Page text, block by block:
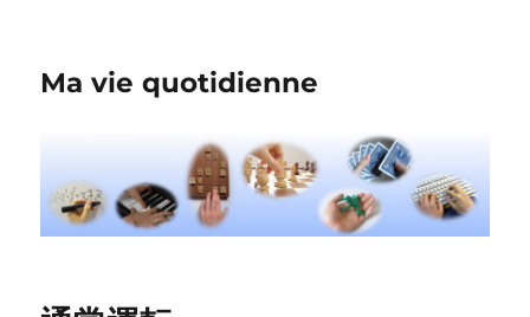
Ma vie quotidienne